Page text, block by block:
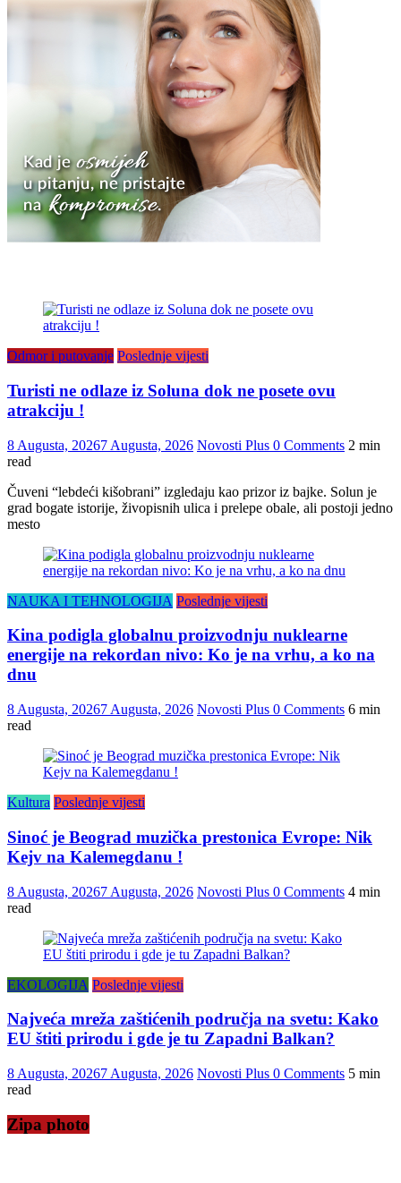
Odmor i putovanje Poslednje vijesti
Turisti ne odlaze iz Soluna dok ne posete ovu
atrakciju !
8 Augusta, 20267 Augusta, 2026 Novosti Plus 0 Comments 2 min
read
Čuveni “lebdeći kišobrani” izgledaju kao prizor iz bajke. Solun je
grad bogate istorije, živopisnih ulica i prelepe obale, ali postoji jedno
mesto
NAUKA I TEHNOLOGIJA Poslednje vijesti
Kina podigla globalnu proizvodnju nuklearne
energije na rekordan nivo: Ko je na vrhu, a ko na
dnu
8 Augusta, 20267 Augusta, 2026 Novosti Plus 0 Comments 6 min
read
Kultura Poslednje vijesti
Sinoć je Beograd muzička prestonica Evrope: Nik
Kejv na Kalemegdanu !
8 Augusta, 20267 Augusta, 2026 Novosti Plus 0 Comments 4 min
read
EKOLOGIJA Poslednje vijesti
Najveća mreža zaštićenih područja na svetu: Kako
EU štiti prirodu i gde je tu Zapadni Balkan?
8 Augusta, 20267 Augusta, 2026 Novosti Plus 0 Comments 5 min
read
Zipa photo